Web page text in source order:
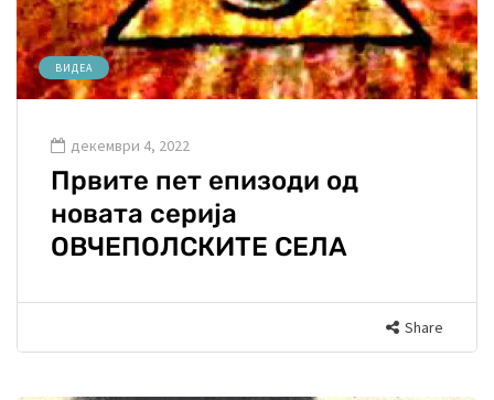
ВИДЕА
декември 4, 2022
Првите пет епизоди од
новата серија
ОВЧЕПОЛСКИТЕ СЕЛА
Share